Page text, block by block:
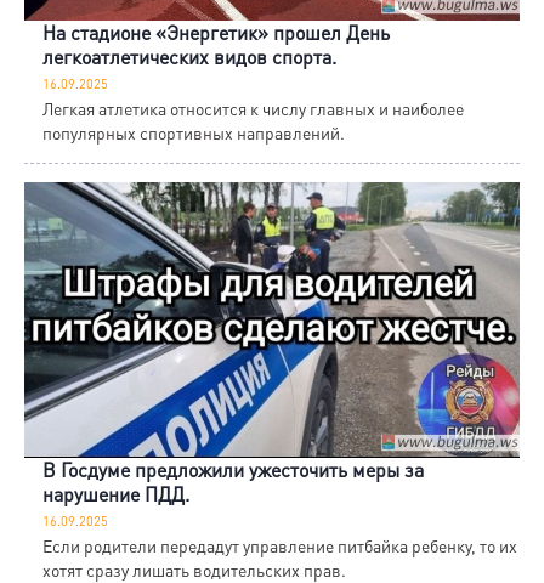
На стадионе «Энергетик» прошел День
легкоатлетических видов спорта.
16.09.2025
Легкая атлетика относится к числу главных и наиболее
популярных спортивных направлений.
В Госдуме предложили ужесточить меры за
нарушение ПДД.
16.09.2025
Если родители передадут управление питбайка ребенку, то их
хотят сразу лишать водительских прав.